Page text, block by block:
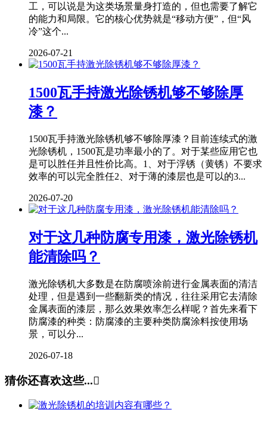
工，可以说是为这类场景量身打造的，但也需要了解它
的能力和局限。它的核心优势就是“移动方便”，但“风
冷”这个...
2026-07-21
1500瓦手持激光除锈机够不够除厚
漆？
1500瓦手持激光除锈机够不够除厚漆？目前连续式的激
光除锈机，1500瓦是功率最小的了。对于某些应用它也
是可以胜任并且性价比高。1、对于浮锈（黄锈）不要求
效率的可以完全胜任2、对于薄的漆层也是可以的3...
2026-07-20
对于这几种防腐专用漆，激光除锈机
能清除吗？
激光除锈机大多数是在防腐喷涂前进行金属表面的清洁
处理，但是遇到一些翻新类的情况，往往采用它去清除
金属表面的漆层，那么效果效率怎么样呢？首先来看下
防腐漆的种类：防腐漆的主要种类防腐涂料按使用场
景，可以分...
2026-07-18
猜你还喜欢这些...